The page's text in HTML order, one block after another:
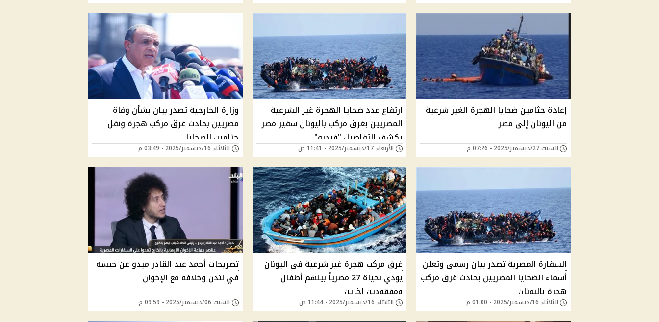
إعادة جثامين ضحايا الهجرة الغير شرعية
من اليونان إلى مصر
السبت 27/ديسمبر/2025 - 07:26 م
ارتفاع عدد ضحايا الهجرة غير الشرعية
المصريين بغرق مركب باليونان سفير مصر
يكشف التفاصيل "فيديو"
الأربعاء 17/ديسمبر/2025 - 11:41 ص
وزارة الخارجية تصدر بيان بشأن وفاة
مصريين بحادث غرق مركب هجرة ونقل
جثامين الضحايا
الثلاثاء 16/ديسمبر/2025 - 03:49 م
السفارة المصرية تصدر بيان رسمي وتعلن
أسماء الضحايا المصريين بحادث غرق مركب
هجرة باليونان
الثلاثاء 16/ديسمبر/2025 - 01:00 م
غرق مركب هجرة غير شرعية في اليونان
يودي بحياة 27 مصرياً بينهم أطفال
ومفقودين اخرين
الثلاثاء 16/ديسمبر/2025 - 11:44 ص
تصريحات أحمد عبد القادر ميدو عن حبسه
في لندن وخلافه مع الإخوان
السبت 06/ديسمبر/2025 - 09:59 م